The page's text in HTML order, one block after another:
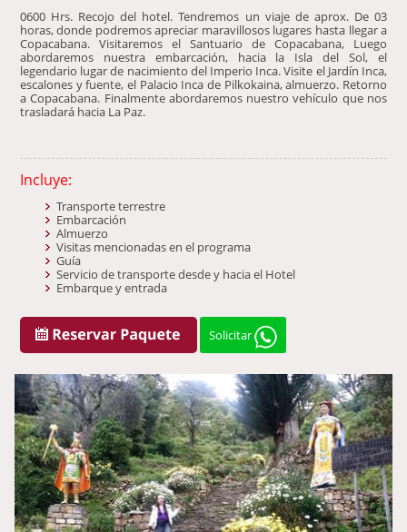
0600 Hrs. Recojo del hotel. Tendremos un viaje de aprox. De 03
horas, donde podremos apreciar maravillosos lugares hasta llegar a
Copacabana. Visitaremos el Santuario de Copacabana, Luego
abordaremos nuestra embarcación, hacia la Isla del Sol, el
legendario lugar de nacimiento del Imperio Inca. Visite el Jardín Inca,
escalones y fuente, el Palacio Inca de Pilkokaina, almuerzo. Retorno
a Copacabana. Finalmente abordaremos nuestro vehículo que nos
trasladará hacia La Paz.
Incluye:
Transporte terrestre
Embarcación
Almuerzo
Visitas mencionadas en el programa
Guía
Servicio de transporte desde y hacia el Hotel
Embarque y entrada
Solicitar